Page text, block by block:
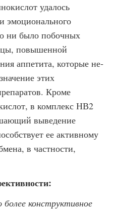
удалось
эмоционального
ни было побочных
повышенной
аппетита, которые не­
этих
Кроме
в комплекс НВ2
выведение
ее активному
в частности,
более конструктивное